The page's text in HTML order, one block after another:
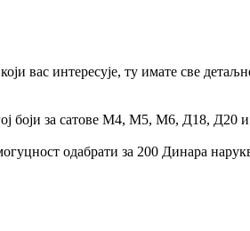
вас интересује, ту имате све
боји за сатове М4, М5, М6, Д18, Д20
одабрати за 200 Динара